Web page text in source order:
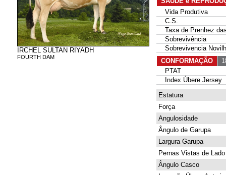
IRCHEL SULTAN RIYADH
FOURTH DAM
Vida Produtiva
C.S.
Taxa de Prenhez
Sobrevivência
Sobrevivencia
CONFORMAÇÃO
PTAT
Index Úbere Jersey
Estatura
Força
Angulosidade
Ângulo de Garupa
Largura Garupa
Pernas Vistas de Lado
Ângulo Casco